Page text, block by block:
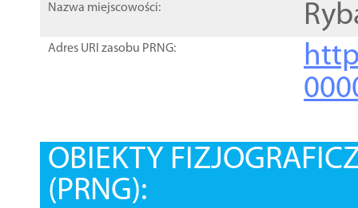
Nazwa miejscowości:
Adres URI zasobu PRNG:
OBIEKTY
(PRNG):